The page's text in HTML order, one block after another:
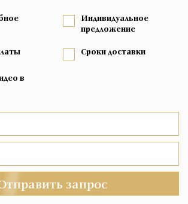
Индивидуальное
предложение
Сроки доставки
в
запрос